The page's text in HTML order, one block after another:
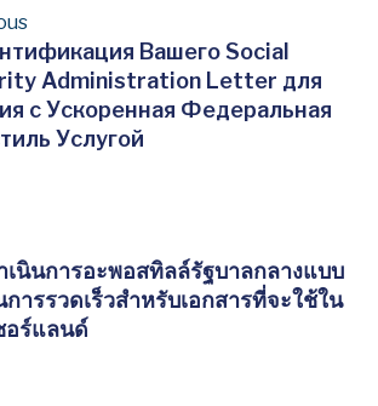
Вашего Social
Administration Letter для
с Ускоренная Федеральная
Услугой
เนินการอะพอสทิลล์รัฐบาลกลางแบบ
การรวดเร็วสำหรับเอกสารที่จะใช้ใน
อร์แลนด์